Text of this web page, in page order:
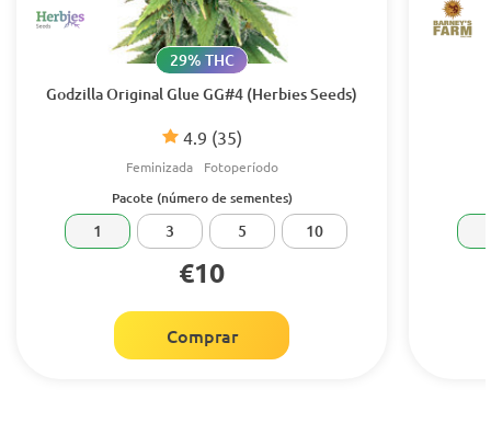
Godzilla Original Glue GG#4 (Herbies Seeds)
4.9 (35)
29% THC
Feminizada Fotoperíodo
Pacote (número de sementes)
1 3 5 10
€10
Comprar